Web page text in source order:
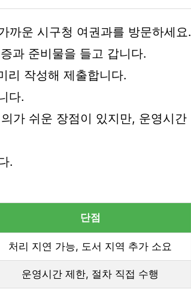
까운 시구청 여권과를 방문하세요.
과 준비물을 들고 갑니다.
리 작성해 제출합니다.
다.
가 쉬운 장점이 있지만, 운영시간
.
단점
처리 지연 가능, 도서 지역 추가 소요
운영시간 제한, 절차 직접 수행